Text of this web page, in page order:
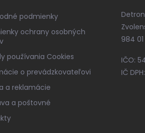
podmienky
ochrany osobných
používania Cookies
o prevádzkovateľovi
a reklamácie
a poštovné
984
IČO:
IČ